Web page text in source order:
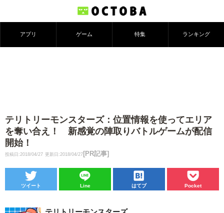
アプリ ゲーム 特集 ランキング
テリトリーモンスターズ：位置情報を使ってエリア
を奪い合え！ 新感覚の陣取りバトルゲームが配信
開始！
投稿日:2018/04/27 更新日:2018/04/27 [PR記事]
ツイート Line はてブ Pocket